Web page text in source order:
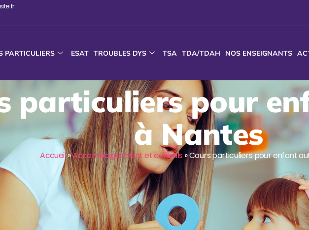
PARTICULIERS ESAT TROUBLES DYS TSA TDA/TDAH NOS ENSEIGNANTS
particuliers pour
à Nantes
Accueil»Accompagnement et conseils»Cours particuliers pour enfant